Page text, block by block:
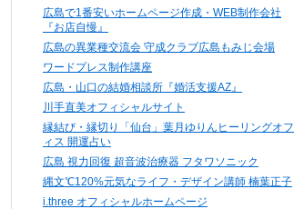
広島で1番安いホームページ作成・WEB制作会社
『お店自慢』
広島の異業種交流会 守成クラブ広島もみじ会場
ワードプレス制作講座
広島・山口の結婚相談所『婚活支援AZ』
川手直美オフィシャルサイト
縁結び・縁切り「仙台」葉月ゆりんヒーリングオフ
ィス 開運占い
広島 視力回復 超音波治療器 フタワソニック
縄文℃120%元気なライフ・デザイン講師 楠葉正子
i.three オフィシャルホームページ